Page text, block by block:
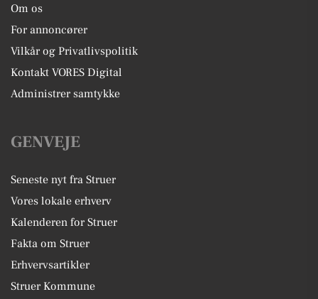
Om os
For annoncører
Vilkår og Privatlivspolitik
Kontakt VORES Digital
Administrer samtykke
GENVEJE
Seneste nyt fra Struer
Vores lokale erhverv
Kalenderen for Struer
Fakta om Struer
Erhvervsartikler
Struer Kommune